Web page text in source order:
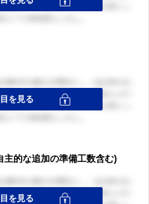
主的な追加の準備工数含む)